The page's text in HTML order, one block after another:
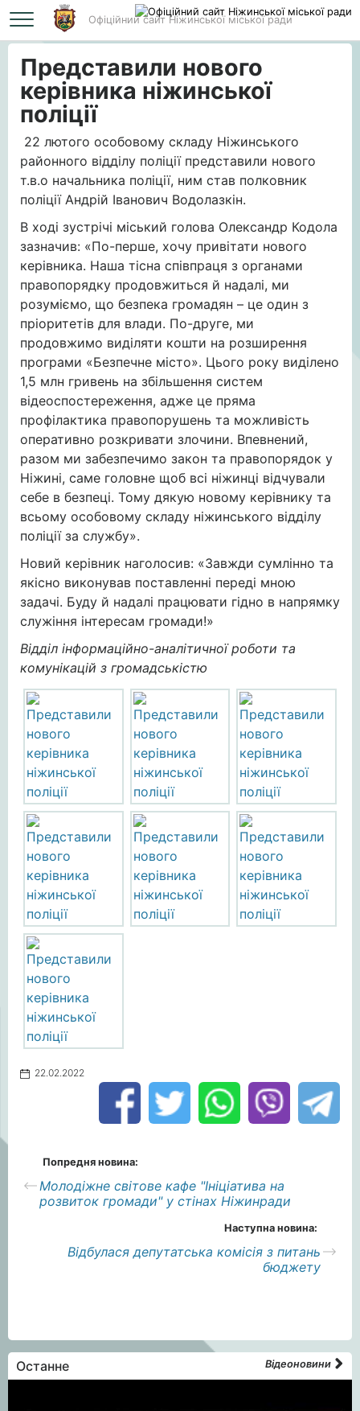
Офіційний сайт Ніжинської міської ради
Головна Представили нового керівника ніжинської поліції
Представили нового
керівника ніжинської
поліції
22 лютого особовому складу Ніжинського
районного відділу поліції представили нового
т.в.о начальника поліції, ним став полковник
поліції Андрій Іванович Водолазкін.
В ході зустрічі міський голова Олександр Кодола
зазначив: «По-перше, хочу привітати нового
керівника. Наша тісна співпраця з органами
правопорядку продовжиться й надалі, ми
розуміємо, що безпека громадян – це один з
пріоритетів для влади. По-друге, ми
продовжимо виділяти кошти на розширення
програми «Безпечне місто». Цього року виділено
1,5 млн гривень на збільшення систем
відеоспостереження, адже це пряма
профілактика правопорушень та можливість
оперативно розкривати злочини. Впевнений,
разом ми забезпечимо закон та правопорядок у
Ніжині, саме головне щоб всі ніжинці відчували
себе в безпеці. Тому дякую новому керівнику та
всьому особовому складу ніжинського відділу
поліції за службу».
Новий керівник наголосив: «Завжди сумлінно та
якісно виконував поставленні переді мною
задачі. Буду й надалі працювати гідно в напрямку
служіння інтересам громади!»
Відділ інформаційно-аналітичної роботи та
комунікацій з громадськістю
22.02.2022
Попредня новина:
Молодіжне світове кафе "Ініціатива на
розвиток громади" у стінах Ніжинради
Наступна новина:
Відбулася депутатська комісія з питань
бюджету
Останне Відеоновини